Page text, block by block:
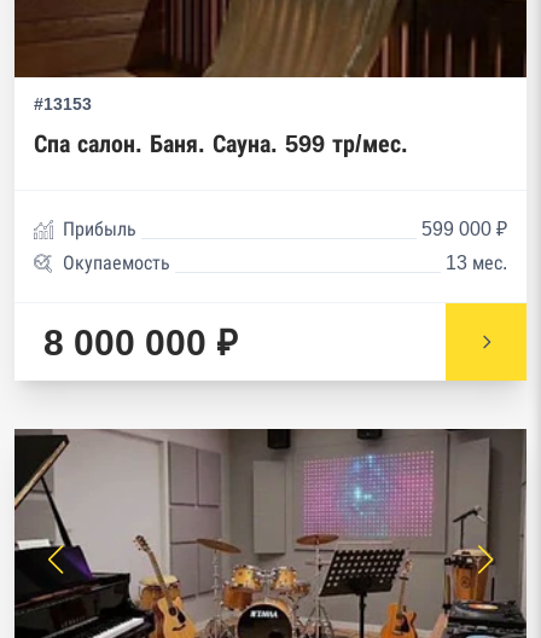
#13153
Спа салон. Баня. Сауна. 599 тр/мес.
Прибыль
599 000 ₽
Окупаемость
13 мес.
8 000 000 ₽